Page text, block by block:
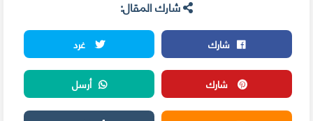
شارك المقال:
شارك
غرد
شارك
أرسل